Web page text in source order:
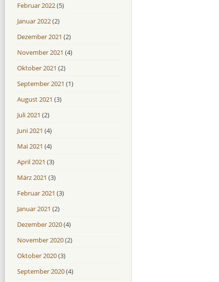
Februar 2022(5)
Januar 2022(2)
Dezember 2021 (2)
November 2021 (4)
Oktober 2021 (2)
September 2021 (1)
August 2021 (3)
Juli 2021 (2)
Juni 2021 (4)
Mai 2021 (4)
April 2021 (3)
März 2021 (3)
Februar 2021 (3)
Januar 2021 (2)
Dezember 2020(4)
November 2020(2)
Oktober 2020(3)
September 2020(4)